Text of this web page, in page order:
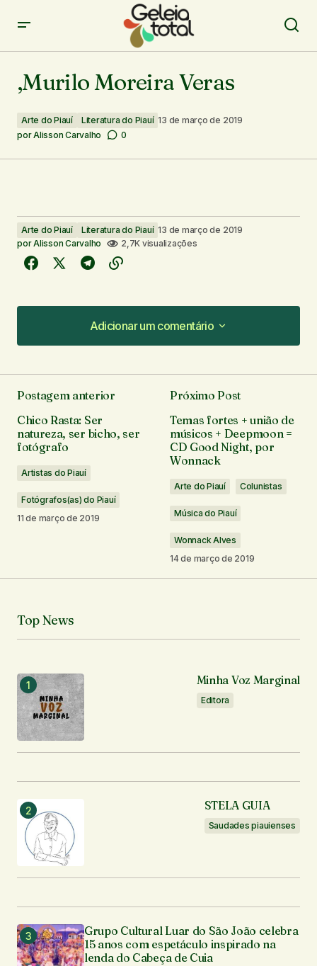
,Murilo Moreira Veras
Arte do Piauí Literatura do Piauí 13 de março de 2019
porAlisson Carvalho 0
Arte do Piauí Literatura do Piauí 13 de março de 2019
porAlisson Carvalho 2,7K visualizações
Adicionar um comentário
Adicionar um comentário
O seu endereço de e-mail não será publicado.
Campos obrigatórios são marcados com*
Notifique-me sobre novos comentários por e-mail.
Notifique-me sobre novas publicações por e-mail.
Enviar comentário
Postagem anterior
Chico Rasta: Ser
natureza, ser bicho, ser
fotógrafo
Artistas do Piauí
Fotógrafos(as) do Piauí
11 de março de 2019
Próximo Post
Temas fortes + união de
músicos + Deepmoon =
CD Good Night, por
Wonnack
Arte do Piauí Colunistas
Música do Piauí
Wonnack Alves
14 de março de 2019
Top News
Minha Voz Marginal
Editora
STELA GUIA
Saudades piauienses
Grupo Cultural Luar do São João celebra
15 anos com espetáculo inspirado na
lenda do Cabeça de Cuia